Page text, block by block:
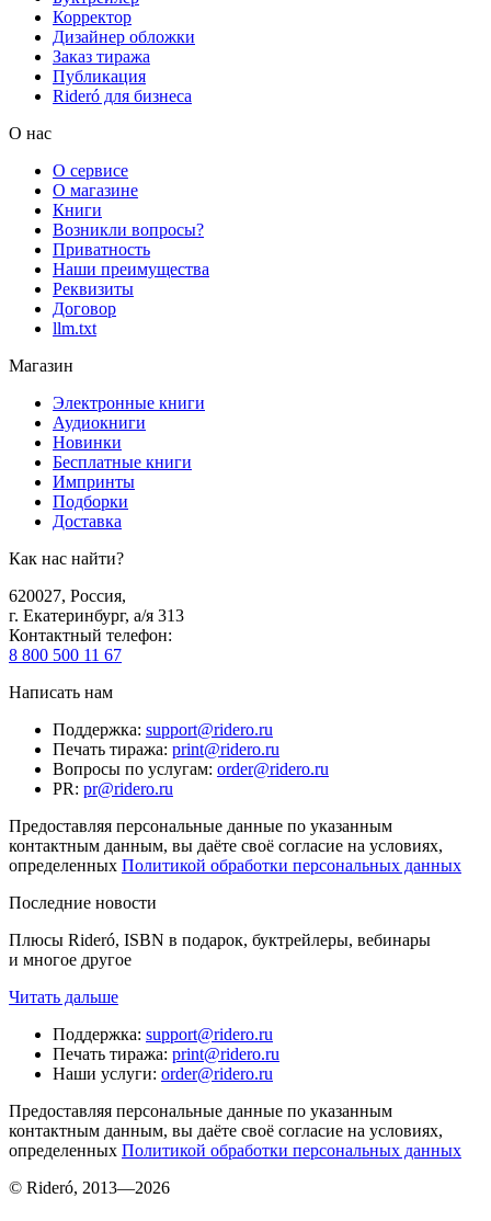
Корректор
Дизайнер обложки
Заказ тиража
Публикация
Rideró для бизнеса
О нас
О сервисе
О магазине
Книги
Возникли вопросы?
Приватность
Наши преимущества
Реквизиты
Договор
llm.txt
Магазин
Электронные книги
Аудиокниги
Новинки
Бесплатные книги
Импринты
Подборки
Доставка
Как нас найти?
620027, Россия,
г. Екатеринбург, а/я 313
Контактный телефон:
8 800 500 11 67
Написать нам
Поддержка: support@ridero.ru
Печать тиража: print@ridero.ru
Вопросы по услугам: order@ridero.ru
PR: pr@ridero.ru
Предоставляя персональные данные по указанным
контактным данным, вы даёте своё согласие на условиях,
определенных Политикой обработки персональных данных
Последние новости
Плюсы Rideró, ISBN в подарок, буктрейлеры, вебинары
и многое другое
Читать дальше
Поддержка: support@ridero.ru
Печать тиража: print@ridero.ru
Наши услуги: order@ridero.ru
Предоставляя персональные данные по указанным
контактным данным, вы даёте своё согласие на условиях,
определенных Политикой обработки персональных данных
© Rideró, 2013—2026